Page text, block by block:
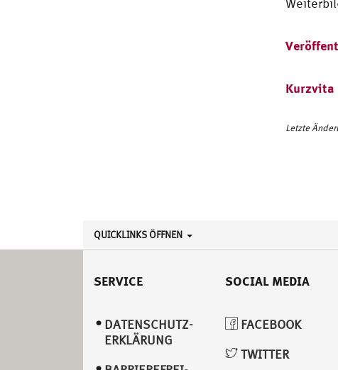
Kurzvita
Letzte
QUICKLINKS ÖFFNEN
SERVICE
DATENSCHUTZ­
ERKLÄRUNG
SOCIAL MEDIA
FACEBOOK
TWITTER